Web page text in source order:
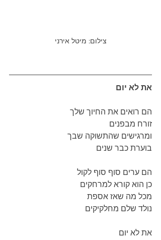
צילום: מיטל אירני
את לא יום
הם רואים את החיוך שלך
זורח מבפנים
ומרגישים שהתשוקה שבך
בוערת כבר שנים
הם ערים סוף סוף לקול
כן הוא קורא למרחקים
מכל מה שאז אספת
נולד שלם מחלקיקים
את לא יום